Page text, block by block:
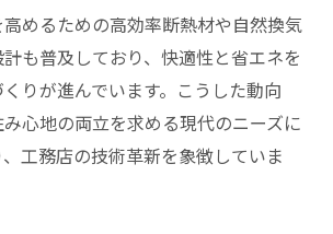
店 サステナビリティの実践例を紹
不動産戦略と環境配慮の現状
挑む工務店現場のリアルな実例
減へ工務店で進む現場改善策
めるための高効率断熱材や自然換気
も普及しており、快適性と省エネを
りが進んでいます。こうした動向
心地の両立を求める現代のニーズに
工務店の技術革新を象徴していま